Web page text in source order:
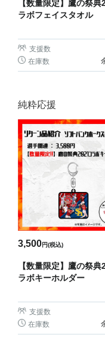
【数量限定】鷹の祭典
ラボフェイスタオル
支援数
在庫数
純粋応援
3,500円(税込)
【数量限定】鷹の祭典
ラボキーホルダー
支援数
在庫数